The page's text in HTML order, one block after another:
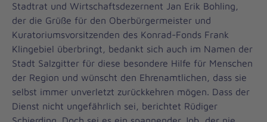
Stadtrat und Wirtschaftsdezernent Jan Erik Bohling,
der die Grüße für den Oberbürgermeister und
Kuratoriumsvorsitzenden des Konrad-Fonds Frank
Klingebiel überbringt, bedankt sich auch im Namen der
Stadt Salzgitter für diese besondere Hilfe für Menschen
der Region und wünscht den Ehrenamtlichen, dass sie
selbst immer unverletzt zurückkehren mögen. Dass der
Dienst nicht ungefährlich sei, berichtet Rüdiger